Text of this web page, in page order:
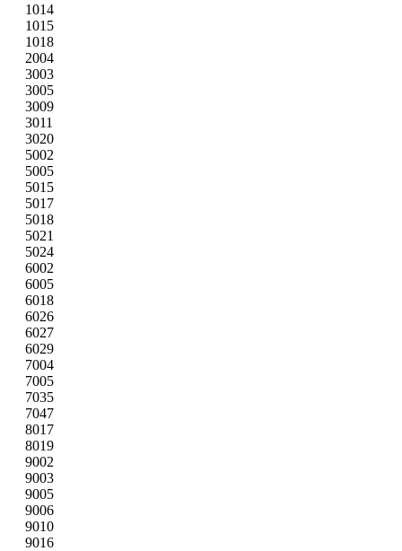
1014
1015
1018
2004
3003
3005
3009
3011
3020
5002
5005
5015
5017
5018
5021
5024
6002
6005
6018
6026
6027
6029
7004
7005
7035
7047
8017
8019
9002
9003
9005
9006
9010
9016